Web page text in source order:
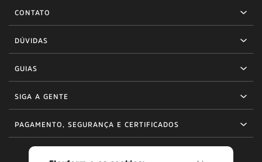
CONTATO
DÚVIDAS
GUIAS
SIGA A GENTE
PAGAMENTO, SEGURANÇA E CERTIFICADOS